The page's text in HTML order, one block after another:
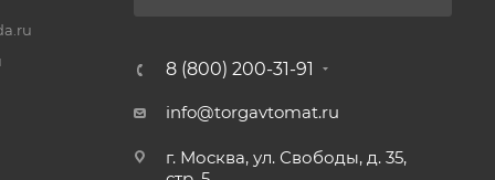
8 (800) 200-31-91
info@torgavtomat.ru
г. Москва, ул. Свободы, д. 35,